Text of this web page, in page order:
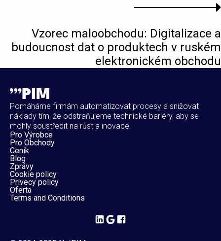
Vzorec maloobchodu: Digitalizace a
budoucnost dat o produktech v ruském
elektronickém obchodu
Pomáháme firmám automatizovat procesy a snižovat
náklady tím, že odstraňujeme technické bariéry, aby se
mohly soustředit na růst a inovace.
Pro Výrobce
Pro Obchody
Ceník
Blog
Zprávy
Cookie policy
Privecy policy
Oferta
Terms and Conditions